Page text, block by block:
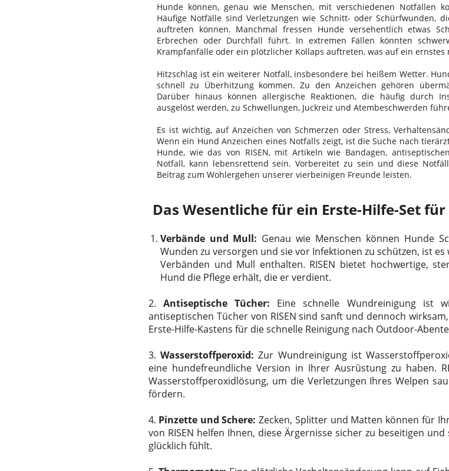
Hunde können, genau wie Menschen, mit verschiedenen Notfällen
Häufige Notfälle sind Verletzungen wie Schnitt- oder Schürfwunden,
auftreten können. Manchmal fressen Hunde versehentlich etwas
Erbrechen oder Durchfall führt. In extremen Fällen könnten
Krampfanfälle oder ein plötzlicher Kollaps auftreten, was auf ein
Hitzschlag ist ein weiterer Notfall, insbesondere bei heißem Wetter.
schnell zu Überhitzung kommen. Zu den Anzeichen gehören
Darüber hinaus können allergische Reaktionen, die häufig durch
ausgelöst werden, zu Schwellungen, Juckreiz und Atembeschwerden
Es ist wichtig, auf Anzeichen von Schmerzen oder Stress,
Wenn ein Hund Anzeichen eines Notfalls zeigt, ist die Suche nach
Hunde, wie das von RISEN, mit Artikeln wie Bandagen,
Notfall, kann lebensrettend sein. Vorbereitet zu sein und diese
Beitrag zum Wohlergehen unserer vierbeinigen Freunde leisten.
Das Wesentliche für ein Erste-Hilfe-Set
Verbände und Mull: Genau wie Menschen können Hunde
Wunden zu versorgen und sie vor Infektionen zu schützen, ist
Verbänden und Mull enthalten. RISEN bietet hochwertige,
Hund die Pflege erhält, die er verdient.
2. Antiseptische Tücher: Eine schnelle Wundreinigung ist
antiseptischen Tücher von RISEN sind sanft und dennoch
Erste-Hilfe-Kastens für die schnelle Reinigung nach Outdoor-
3. Wasserstoffperoxid: Zur Wundreinigung ist
eine hundefreundliche Version in Ihrer Ausrüstung zu haben.
Wasserstoffperoxidlösung, um die Verletzungen Ihres Welpen
fördern.
4. Pinzette und Schere: Zecken, Splitter und Matten können für
von RISEN helfen Ihnen, diese Ärgernisse sicher zu beseitigen
glücklich fühlt.